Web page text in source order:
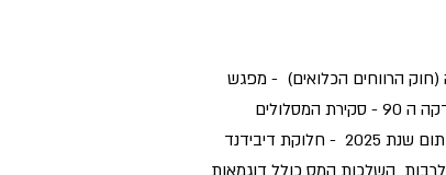
מעביר בחשבים 360 השתלמות מקיפה בת שלושה מפגשים מקוונים בעניין תיקון 277 לפקודה (חוק הרווחים הכלואים) - מפגש
ראשון - תיקון סעיף 62 א לפקודה - הטלת מס נוסף על בעלי מניות בחברת מעטים; מפגש שני - הוראת השעה - יישום לקראת הדקה ה 90 - סקירת המסלולים
הרלוונטיים (פירוק חברה לעומת העברת נכסים); מפגש שלישי - סימן ג': תוספת למס על רווחי חברת מעטים שלא חולקו לקראת תום שנת 2025 - חלוקת דיבידנד
כפוי לעומת מס קנס. לנוחיותכם המצגת של המפגש הראשון ובה סקירה מפורטת של הוראת סעיף 62א לפקודה לאחר תיקון 277 לרבות השלכות המס כולל דוגמאות